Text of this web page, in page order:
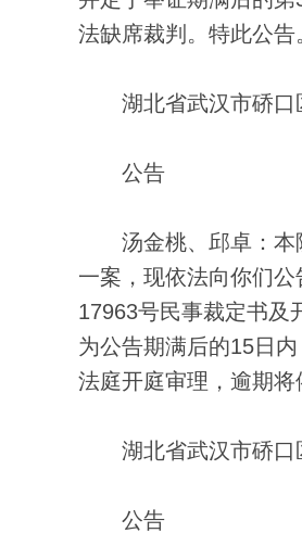
法缺席裁判。特此公告
湖北省武汉市硚口
公告
汤金桃、邱卓：本院
一案，现依法向你们
17963号民事裁定书及
为公告期满后的15日
法庭开庭审理，逾期将
湖北省武汉市硚口
公告